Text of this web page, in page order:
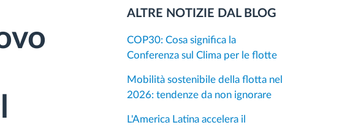
ALTRE NOTIZIE DAL BLOG
COP30: Cosa significa la
Conferenza sul Clima per le flotte
Mobilità sostenibile della flotta nel
2026: tendenze da non ignorare
L'America Latina accelera il